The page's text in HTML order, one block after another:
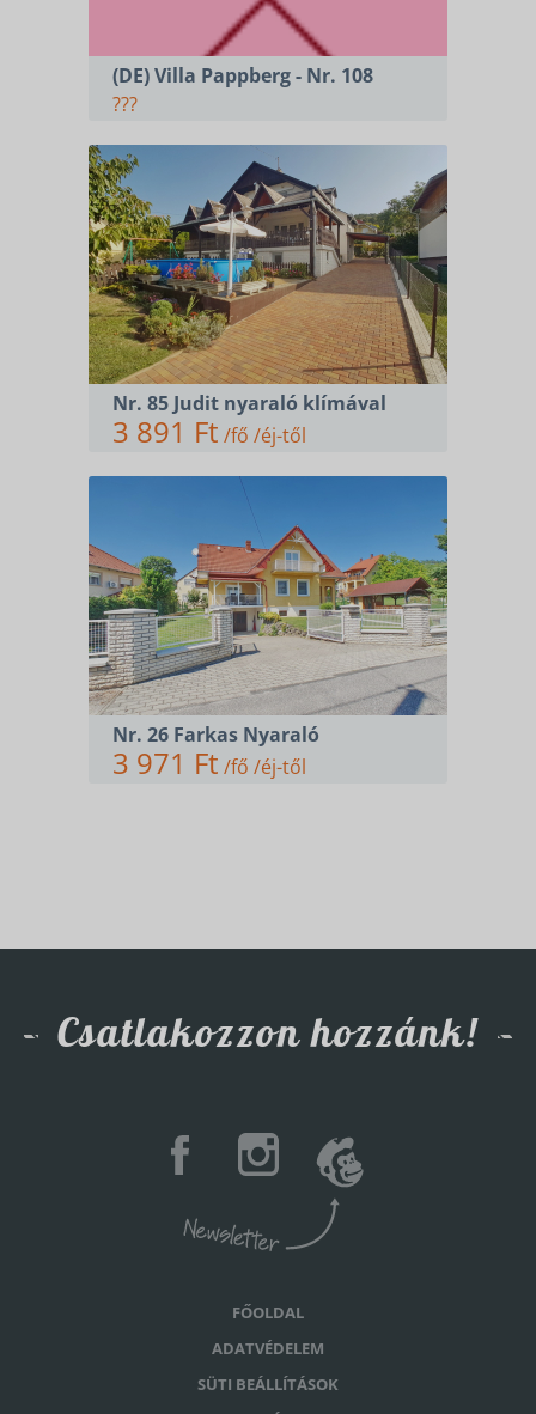
(DE) Villa Pappberg - Nr. 108
???
Nr. 85 Judit nyaraló klímával
3 891 Ft /fő /éj-től
Nr. 26 Farkas Nyaraló
3 971 Ft /fő /éj-től
Csatlakozzon hozzánk!
FŐOLDAL
ADATVÉDELEM
SÜTI BEÁLLÍTÁSOK